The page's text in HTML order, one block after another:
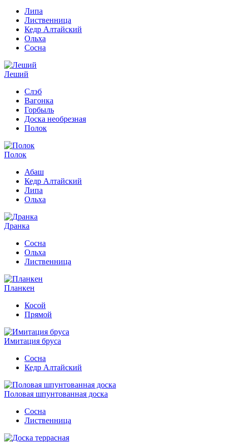
Липа
Лиственница
Кедр Алтайский
Ольха
Сосна
Леший
Слэб
Вагонка
Горбыль
Доска необрезная
Полок
Полок
Абаш
Кедр Алтайский
Липа
Ольха
Дранка
Сосна
Ольха
Лиственница
Планкен
Косой
Прямой
Имитация бруса
Сосна
Кедр Алтайский
Половая шпунтованная доска
Сосна
Лиственница